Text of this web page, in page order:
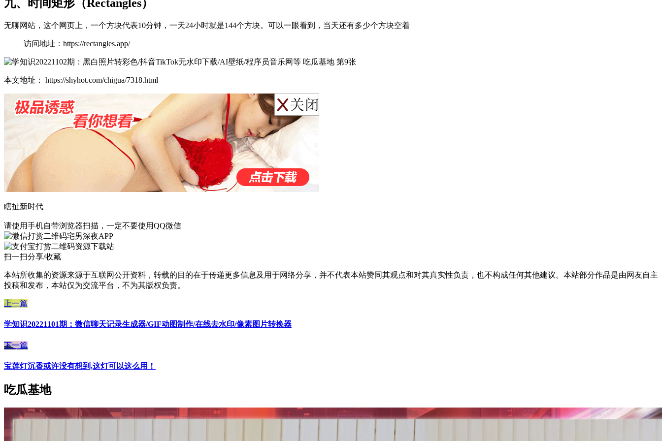
九、时间矩形（Rectangles）
无聊网站，这个网页上，一个方块代表10分钟，一天24小时就是144个方块。可以一眼看到，当天还有多少个方块空着
访问地址：https://rectangles.app/
本文地址： https://shyhot.com/chigua/7318.html
瞎扯新时代
请使用手机自带浏览器扫描，一定不要使用QQ微信
宅男深夜APP
资源下载站
扫一扫分享/收藏
本站所收集的资源来源于互联网公开资料，转载的目的在于传递更多信息及用于网络分享，并不代表本站赞同其观点和对其真实性负责，也不构成任何其他建议。本站部分作品是由网友自主
投稿和发布，本站仅为交流平台，不为其版权负责。
上一篇
学知识20221101期：微信聊天记录生成器/GIF动图制作/在线去水印/像素图片转换器
下一篇
宝莲灯沉香或许没有想到,这灯可以这么用！
吃瓜基地